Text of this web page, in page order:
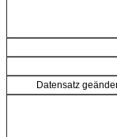
Datensatz